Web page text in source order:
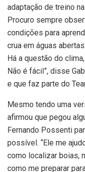
adaptação de treino
Procuro sempre
condições para
crua em águas
Há a questão do
Não é fácil”, disse
e que faz parte do
Mesmo tendo uma
afirmou que pegou
Fernando Possenti
possível. “Ele me
como localizar boias,
como me preparar